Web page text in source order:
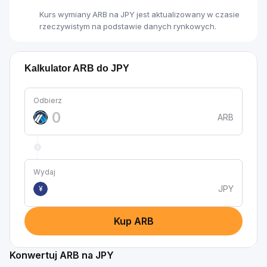
Kurs wymiany ARB na JPY jest aktualizowany w czasie
rzeczywistym na podstawie danych rynkowych.
Kalkulator ARB do JPY
Odbierz
ARB
Wydaj
¥
JPY
Kup ARB
Konwertuj ARB na JPY